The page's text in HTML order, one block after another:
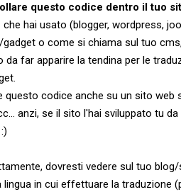
questo codice dentro il tuo
hai usato (blogger, wordpress,
o come si chiama sul tuo
da far apparire la tendina per le
questo codice anche su un sito
anzi, se il sito l'hai sviluppato tu
dovresti vedere sul tuo
in cui effettuare la traduzione